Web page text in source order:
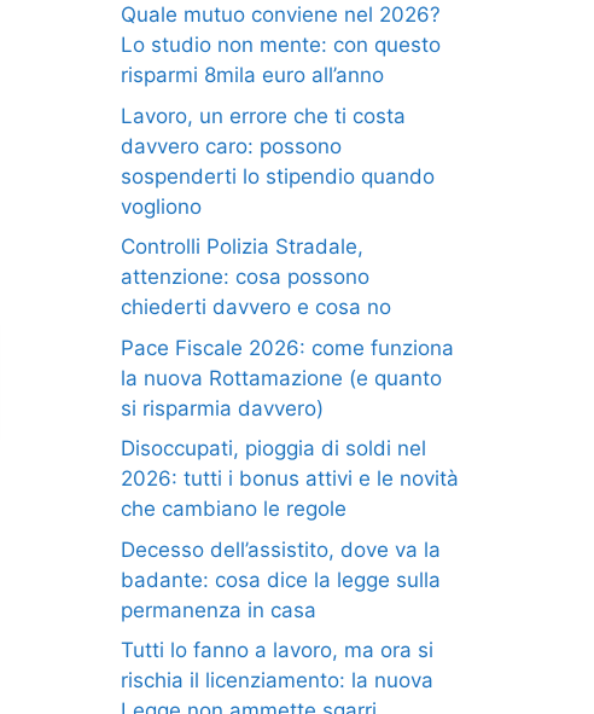
Quale mutuo conviene nel 2026?
Lo studio non mente: con questo
risparmi 8mila euro all’anno
Lavoro, un errore che ti costa
davvero caro: possono
sospenderti lo stipendio quando
vogliono
Controlli Polizia Stradale,
attenzione: cosa possono
chiederti davvero e cosa no
Pace Fiscale 2026: come funziona
la nuova Rottamazione (e quanto
si risparmia davvero)
Disoccupati, pioggia di soldi nel
2026: tutti i bonus attivi e le novità
che cambiano le regole
Decesso dell’assistito, dove va la
badante: cosa dice la legge sulla
permanenza in casa
Tutti lo fanno a lavoro, ma ora si
rischia il licenziamento: la nuova